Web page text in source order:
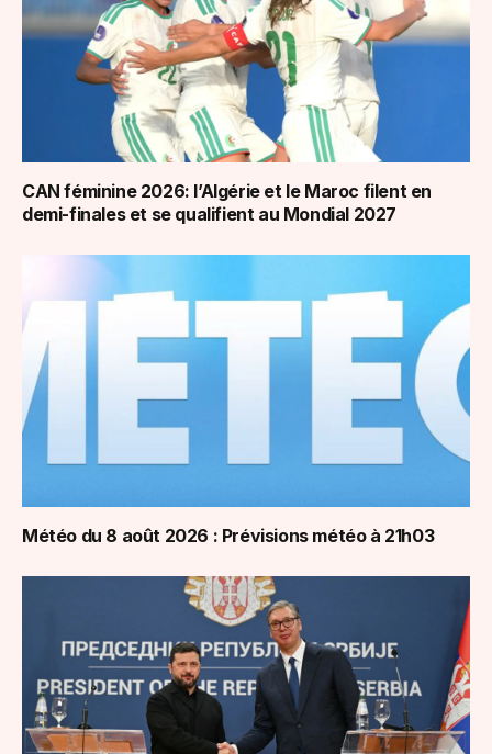
CAN féminine 2026: l’Algérie et le Maroc filent en
demi-finales et se qualifient au Mondial 2027
Météo du 8 août 2026 : Prévisions météo à 21h03